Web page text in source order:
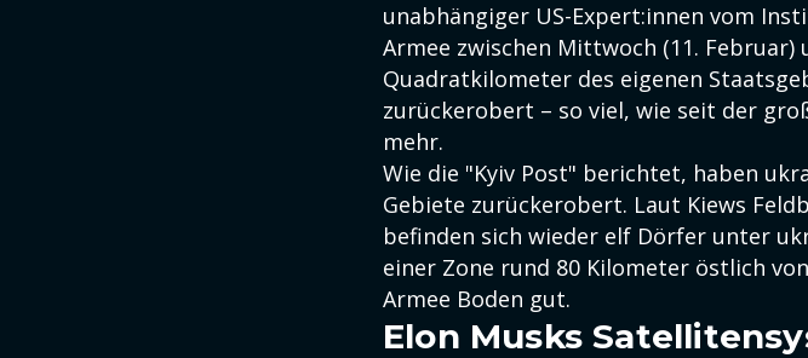
unabhängiger US-Expert:innen vom
Armee zwischen Mittwoch (11. Februar)
Quadratkilometer des eigenen
zurückerobert – so viel, wie seit der
mehr.
Wie die "Kyiv Post" berichtet, haben
Gebiete zurückerobert. Laut Kiews
befinden sich wieder elf Dörfer unter
einer Zone rund 80 Kilometer östlich
Armee Boden gut.
Elon Musks